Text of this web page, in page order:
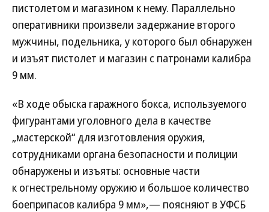
пистолетом и магазином к нему. Параллельно
оперативники произвели задержание второго
мужчины, подельника, у которого был обнаружен
и изъят пистолет и магазин с патронами калибра
9 мм.
«В ходе обыска гаражного бокса, используемого
фигурантами уголовного дела в качестве
„мастерской“ для изготовления оружия,
сотрудниками органа безопасности и полиции
обнаружены и изъяты: основные части
к огнестрельному оружию и большое количество
боеприпасов калибра 9 мм»,— поясняют в УФСБ